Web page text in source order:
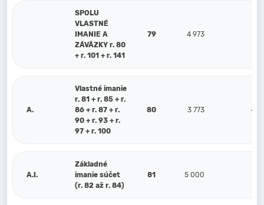
SPOLU
VLASTNÉ
IMANIE A
ZÁVÄZKY r. 80
+ r. 101 + r. 141
79 4 973
A.
Vlastné imanie
r. 81 + r. 85 + r.
86 + r. 87 + r.
90 + r. 93 + r.
97 + r. 100
80 3 773 -1
A.I.
Základné
imanie súčet
(r. 82 až r. 84)
81 5 000